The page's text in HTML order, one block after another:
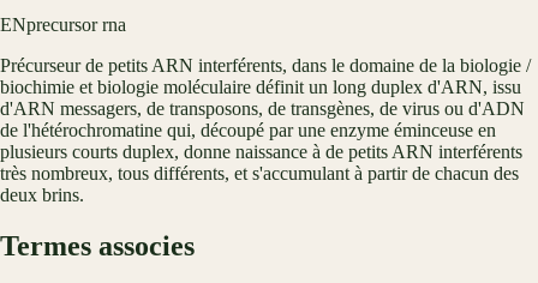
ENprecursor rna
Précurseur de petits ARN interférents, dans le domaine de la biologie /
biochimie et biologie moléculaire définit un long duplex d'ARN, issu
d'ARN messagers, de transposons, de transgènes, de virus ou d'ADN
de l'hétérochromatine qui, découpé par une enzyme éminceuse en
plusieurs courts duplex, donne naissance à de petits ARN interférents
très nombreux, tous différents, et s'accumulant à partir de chacun des
deux brins.
Termes associes